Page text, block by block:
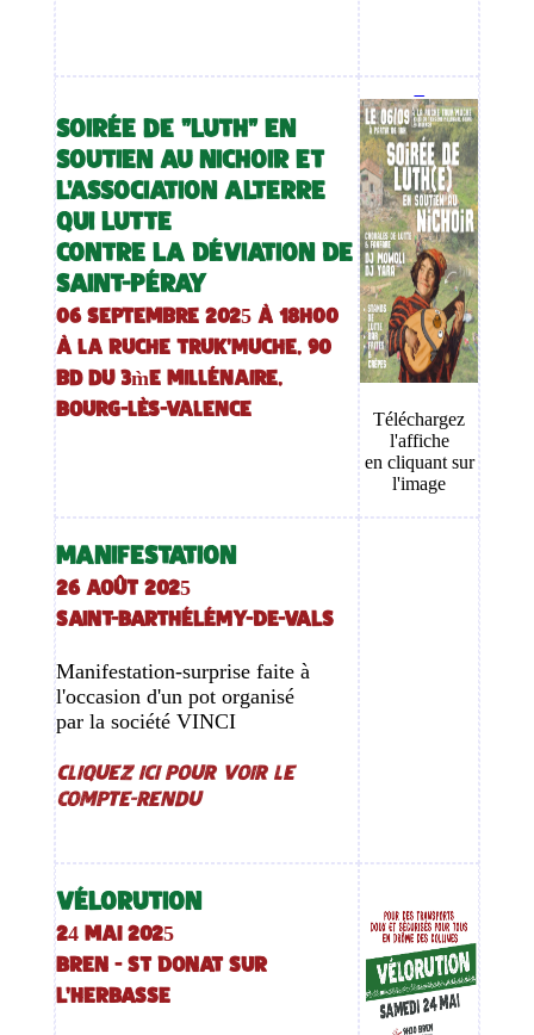
SOIRÉE de "LUTH" EN
SOUTIEN AU NICHOIR ET
L'ASSOCIATION ALTERRE
QUI LUTTE
CONTRE LA DÉVIATION DE
SAINT-PÉRAY
06 septembre 2025 à 18h00
À la Ruche Truk'Muche, 90
bd du 3m̀e millénaire,
Bourg-lès-Valence
Téléchargez
l'affiche
en cliquant sur
l'image
MANIFESTATION
26 août 2025
SAINT-BARTHÉLÉMY-DE-VALS
Manifestation-surprise faite à
l'occasion d'un pot organisé
par la société VINCI
Cliquez ici pour voir le
compte-rendu
VÉLORUTION
24 mai 2025
BREN - ST DONAT SUR
L'HERBASSE